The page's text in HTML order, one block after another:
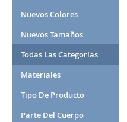
Nuevos Colores
Nuevos Tamaños
Todas Las Categorías
Materiales
Tipo De Producto
Parte Del Cuerpo